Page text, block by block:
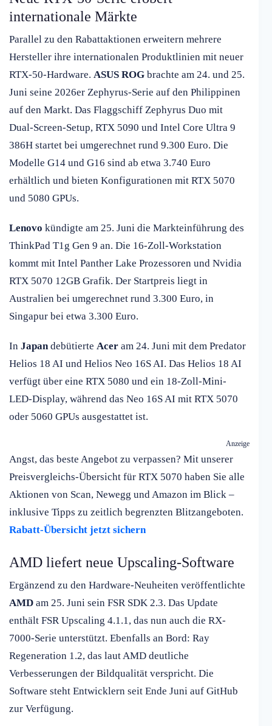
internationale Märkte
Parallel zu den Rabattaktionen erweitern mehrere
Hersteller ihre internationalen Produktlinien mit neuer
RTX-50-Hardware. ASUS ROG brachte am 24. und 25.
Juni seine 2026er Zephyrus-Serie auf den Philippinen
auf den Markt. Das Flaggschiff Zephyrus Duo mit
Dual-Screen-Setup, RTX 5090 und Intel Core Ultra 9
386H startet bei umgerechnet rund 9.300 Euro. Die
Modelle G14 und G16 sind ab etwa 3.740 Euro
erhältlich und bieten Konfigurationen mit RTX 5070
und 5080 GPUs.
Lenovo kündigte am 25. Juni die Markteinführung des
ThinkPad T1g Gen 9 an. Die 16-Zoll-Workstation
kommt mit Intel Panther Lake Prozessoren und Nvidia
RTX 5070 12GB Grafik. Der Startpreis liegt in
Australien bei umgerechnet rund 3.300 Euro, in
Singapur bei etwa 3.300 Euro.
In Japandebütierte Acer am 24. Juni mit dem Predator
Helios 18 AI und Helios Neo 16S AI. Das Helios 18 AI
verfügt über eine RTX 5080 und ein 18-Zoll-Mini-
LED-Display, während das Neo 16S AI mit RTX 5070
oder 5060 GPUs ausgestattet ist.
Anzeige
Angst, das beste Angebot zu verpassen? Mit unserer
Preisvergleichs-Übersicht für RTX 5070 haben Sie alle
Aktionen von Scan, Newegg und Amazon im Blick –
inklusive Tipps zu zeitlich begrenzten Blitzangeboten.
Rabatt-Übersicht jetzt sichern
AMD liefert neue Upscaling-Software
Ergänzend zu den Hardware-Neuheiten veröffentlichte
AMD am 25. Juni sein FSR SDK 2.3. Das Update
enthält FSR Upscaling 4.1.1, das nun auch die RX-
7000-Serie unterstützt. Ebenfalls an Bord: Ray
Regeneration 1.2, das laut AMD deutliche
Verbesserungen der Bildqualität verspricht. Die
Software steht Entwicklern seit Ende Juni auf GitHub
zur Verfügung.